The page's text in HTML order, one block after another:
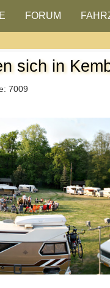
FORUM
sich in
7009